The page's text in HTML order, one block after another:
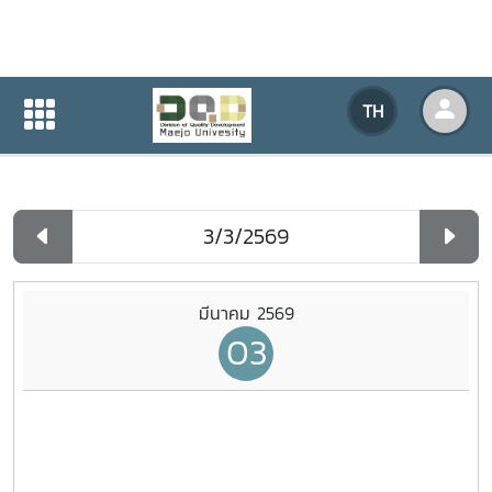
TH
ปฏิทินกิจกรรมของหน่วยงาน
ปฏิทินกิจกรรมของหน่วยงาน
มีนาคม 2569
03